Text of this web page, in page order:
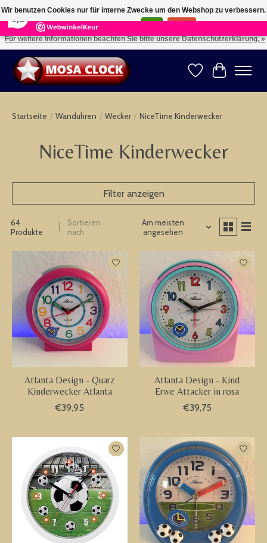
164 Reviews ×
Kies uw taal: NL -- Wählen Sie ihre Sprache: DE -- Choose your language: EN ⇓ ⇒
Wunschzettel
Ihr
Startseite / Wanduhren / Wecker / NiceTime Kinderwecker
NiceTime Kinderwecker
Filter anzeigen
64
Produkte
Sortieren
nach
Am meisten
angesehen
Atlanta Design - Quarz
Kinderwecker Atlanta
€39,95
Atlanta Design - Kind
Erwe Attacker in rosa
€39,75
Wir benutzen Cookies nur für interne Zwecke um den Webshop zu verbessern.
Ist das in Ordnung?
Für weitere Informationen beachten Sie bitte unsere Datenschutzerklärung. »